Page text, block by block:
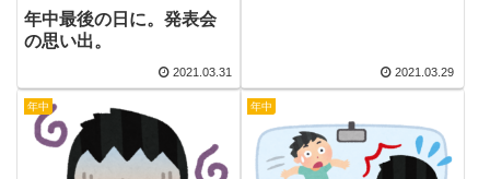
年中最後の日に。発表会
の思い出。
2021.03.31 2021.03.29
年中 年中